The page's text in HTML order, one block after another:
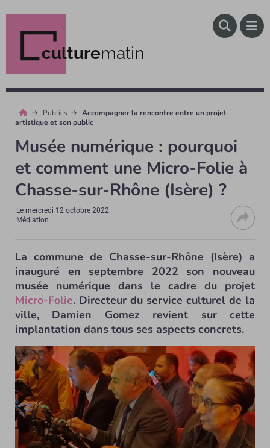
culturematin
Publics
Accompagner la rencontre entre un projet
artistique et son public
Musée numérique : pourquoi
et comment une Micro-Folie à
Chasse-sur-Rhône (Isère) ?
Lemercredi 12 octobre 2022
Médiation
La commune de Chasse-sur-Rhône (Isère) a
inauguré en septembre 2022 son nouveau
musée numérique dans le cadre du projet
Micro-Folie. Directeur du service culturel de la
ville, Damien Gomez revient sur cette
implantation dans tous ses aspects concrets.